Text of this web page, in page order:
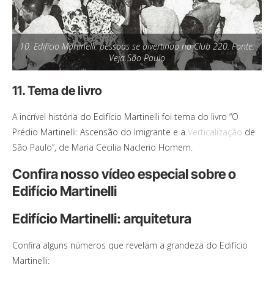
10. Edifício Martinelli: pessoas se divertindo no Club 220. Fonte:
Veja São Paulo
11. Tema de livro
A incrível história do Edifício Martinelli foi tema do livro “O
Prédio Martinelli: Ascensão do Imigrante e a Verticalização de
São Paulo”, de Maria Cecilia Naclerio Homem.
Confira nosso vídeo especial sobre o
Edifício Martinelli
Edifício Martinelli: arquitetura
Confira alguns números que revelam a grandeza do Edifício
Martinelli: